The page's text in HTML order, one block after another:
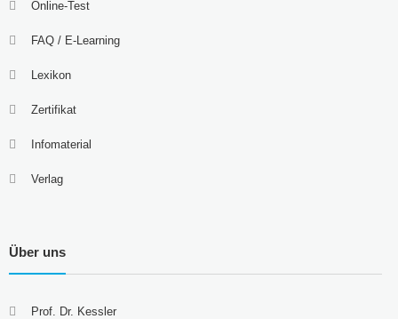
Online-Test
FAQ / E-Learning
Lexikon
Zertifikat
Infomaterial
Verlag
Über uns
Prof. Dr. Kessler